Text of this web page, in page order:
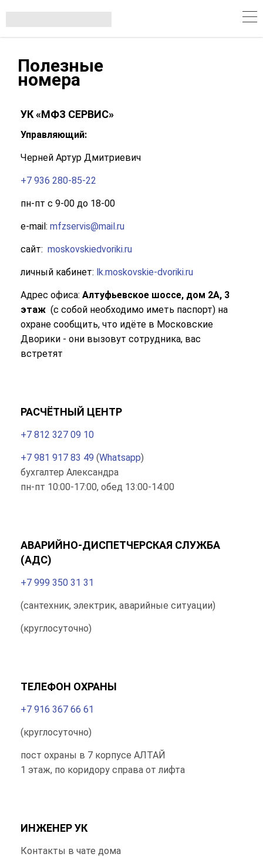
Полезные
номера
УК «МФЗ СЕРВИС»
Управляющий:
Черней Артур Дмитриевич
+7 936 280-85-22
пн-пт с 9-00 до 18-00
e-mail: mfzservis@mail.ru
сайт: moskovskiedvoriki.ru
личный кабинет: lk.moskovskie-dvoriki.ru
Адрес офиса: Алтуфьевское шоссе, дом 2А, 3
этаж(с собой необходимо иметь паспорт) на
охране сообщить, что идёте в Московские
Дворики - они вызовут сотрудника, вас
встретят
РАСЧЁТНЫЙ ЦЕНТР
+7 812 327 09 10
+7 981 917 83 49 (Whatsapp)
бухгалтер Александра
пн-пт 10:00-17:00, обед 13:00-14:00
АВАРИЙНО-ДИСПЕТЧЕРСКАЯ СЛУЖБА
(АДС)
+7 999 350 31 31
(сантехник, электрик, аварийные ситуации)
(круглосуточно)
ТЕЛЕФОН ОХРАНЫ
+7 916 367 66 61
(круглосуточно)
пост охраны в 7 корпусе АЛТАЙ
1 этаж, по коридору справа от лифта
ИНЖЕНЕР УК
Контакты в чате дома